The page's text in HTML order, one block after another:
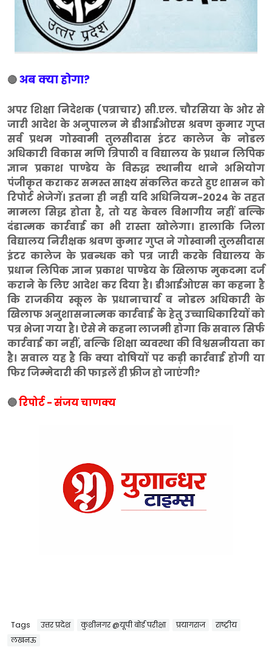
🔴अब क्या होगा?
अपर शिक्षा निदेशक (पत्राचार) सी.एल. चौरसिया के ओर से
जारी आदेश के अनुपालन मे डीआईओएस श्रवण कुमार गुप्त
सर्व प्रथम गोस्वामी तुलसीदास इंटर कालेज के नोडल
अधिकारी विकास मणि त्रिपाठी व विद्यालय के प्रधान लिपिक
ज्ञान प्रकाश पाण्डेय के विरुद्ध स्थानीय थाने अभियोग
पंजीकृत कराकर समस्त साक्ष्य संकलित करते हुए शासन को
रिपोर्ट भेजेगें। इतना ही नही यदि अधिनियम-2024 के तहत
मामला सिद्ध होता है, तो यह केवल विभागीय नहीं बल्कि
दंडात्मक कार्रवाई का भी रास्ता खोलेगा। हालाकि जिला
विद्यालय निरीक्षक श्रवण कुमार गुप्त ने गोस्वामी तुलसीदास
इंटर कालेज के प्रबन्धक को पत्र जारी करके विद्यालय के
प्रधान लिपिक ज्ञान प्रकाश पाण्डेय के खिलाफ मुकदमा दर्ज
कराने के लिए आदेश कर दिया है। डीआईओएस का कहना है
कि राजकीय स्कूल के प्रधानाचार्य व नोडल अधिकारी के
खिलाफ अनुशासनात्मक कार्रवाई के हेतु उच्चाधिकारियों को
पत्र भेजा गया है। ऐसे मे कहना लाजमी होगा कि सवाल सिर्फ
कार्रवाई का नहीं, बल्कि शिक्षा व्यवस्था की विश्वसनीयता का
है। सवाल यह है कि क्या दोषियों पर कड़ी कार्रवाई होगी या
फिर जिम्मेदारी की फाइलें ही फ्रीज हो जाएंगी?
🔵रिपोर्ट - संजय चाणक्य
Tags उत्तर प्रदेश कुशीनगर @यूपी बोर्ड परीक्षा प्रयागराज
राष्ट्रीय
लखनऊ